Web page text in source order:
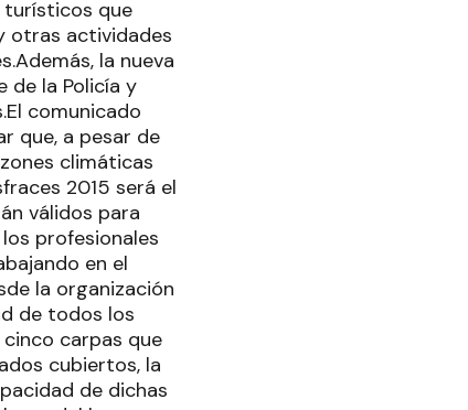
turísticos que
otras actividades
la nueva
de la Policía y
comunicado
que, a pesar de
climáticas
2015 será el
válidos para
profesionales
en el
la organización
de todos los
carpas que
cubiertos, la
de dichas